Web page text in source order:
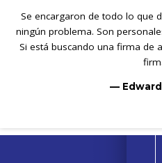
Se encargaron de todo lo que
ningún problema. Son
Si está buscando una firma de
—